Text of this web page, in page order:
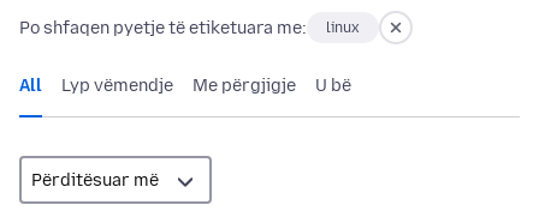
Po shfaqen pyetje të etiketuara me: linux
All Lyp vëmendje Me përgjigje U bë